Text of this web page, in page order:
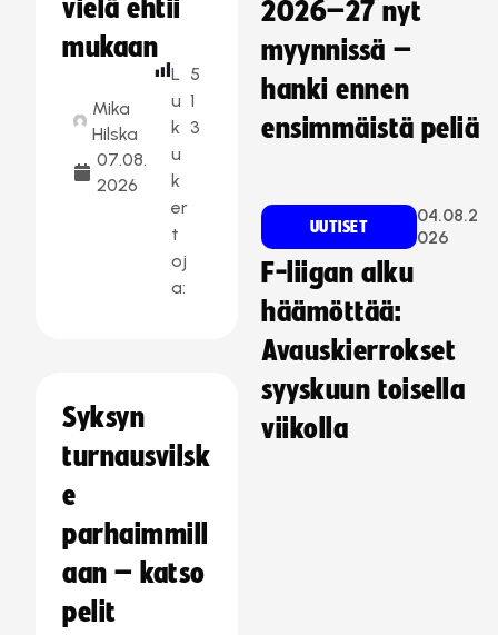
vielä ehtii
mukaan
Mika
Hilska
07.08.
2026
L
u
k
u
k
er
t
oj
a:
5
1
3
Syksyn
turnausvilsk
e
parhaimmill
aan – katso
pelit
2026–27 nyt
myynnissä –
hanki ennen
ensimmäistä peliä
UUTISET
04.08.2
026
F-liigan alku
häämöttää:
Avauskierrokset
syyskuun toisella
viikolla